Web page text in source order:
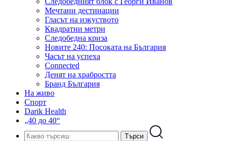
Мечтани дестинации
Гласът на изкуството
Квадратни метри
Следобедна криза
Новите 240: Посоката на България
Часът на успеха
Connected
Денят на храбростта
Бранд България
На живо
Спорт
Darik Health
„40 до 40“